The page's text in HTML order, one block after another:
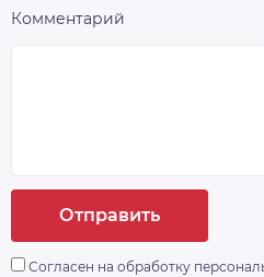
Комментарий
Отправить
Согласен на обработку